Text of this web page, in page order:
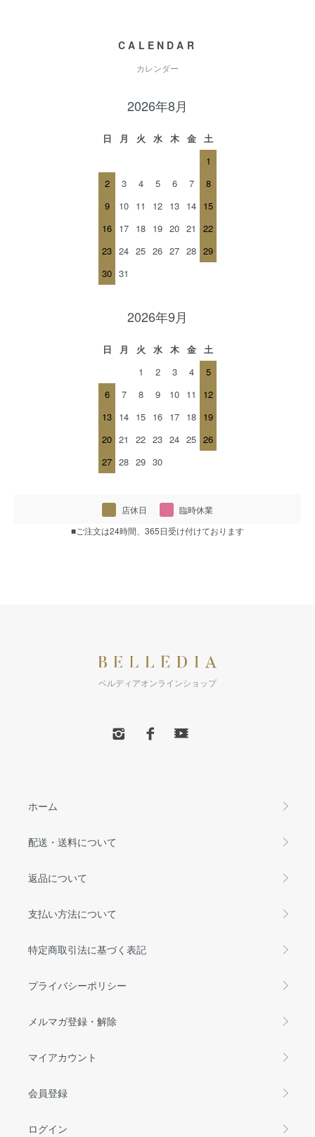
CALENDAR
カレンダー
2026年8月
日 月 火 水 木 金
土
1
2
3 4 5 6 7
8
9
10 11 12 13 14 15
16 17 18 19 20 21
22
23 24 25 26 27 28 29
30 31
2026年9月
日 月 火 水 木 金
土
1
2 3 4
5
6
7 8 9 10 11
12
13 14 15 16 17 18 19
20 21 22 23 24 25 26
27 28 29 30
店休日
臨時休業
■ご注文は24時間、365日受け付けております
ベルディアオンラインショップ
ホーム
配送・送料について
返品について
支払い方法について
特定商取引法に基づく表記
プライバシーポリシー
メルマガ登録・解除
マイアカウント
会員登録
ログイン